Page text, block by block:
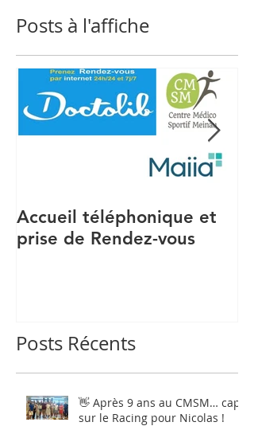
Posts à l'affiche
Accueil téléphonique et
prise de Rendez-vous
Posts Récents
👋 Après 9 ans au CMSM… cap
sur le Racing pour Nicolas !